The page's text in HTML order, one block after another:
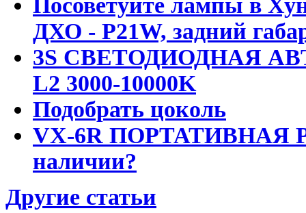
ДХО - P21W, задний
3S СВЕТОДИОДНАЯ
L2 3000-10000K
Подобрать цоколь
VX-6R ПОРТАТИВНАЯ
наличии?
Другие статьи